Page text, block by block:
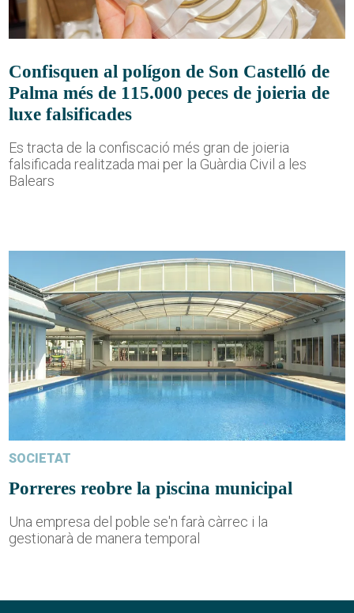
Confisquen al polígon de Son Castelló de
Palma més de 115.000 peces de joieria de
luxe falsificades
Es tracta de la confiscació més gran de joieria
falsificada realitzada mai per la Guàrdia Civil a les
Balears
SOCIETAT
Porreres reobre la piscina municipal
Una empresa del poble se'n farà càrrec i la
gestionarà de manera temporal